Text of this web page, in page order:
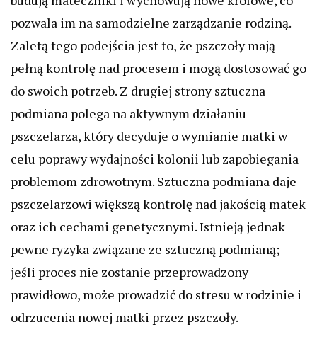
pozwala im na samodzielne zarządzanie rodziną.
Zaletą tego podejścia jest to, że pszczoły mają
pełną kontrolę nad procesem i mogą dostosować go
do swoich potrzeb. Z drugiej strony sztuczna
podmiana polega na aktywnym działaniu
pszczelarza, który decyduje o wymianie matki w
celu poprawy wydajności kolonii lub zapobiegania
problemom zdrowotnym. Sztuczna podmiana daje
pszczelarzowi większą kontrolę nad jakością matek
oraz ich cechami genetycznymi. Istnieją jednak
pewne ryzyka związane ze sztuczną podmianą;
jeśli proces nie zostanie przeprowadzony
prawidłowo, może prowadzić do stresu w rodzinie i
odrzucenia nowej matki przez pszczoły.